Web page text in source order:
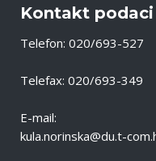
Kontakt podaci
Telefon: 020/693-527
Telefax: 020/693-349
E-mail:
kula.norinska@du.t-